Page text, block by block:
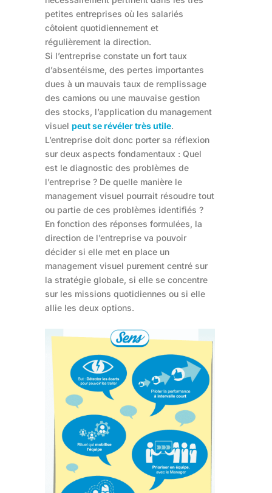
petites entreprises où les salariés
côtoient quotidiennement et
régulièrement la direction.
Si l’entreprise constate un fort taux
d’absentéisme, des pertes importantes
dues à un mauvais taux de remplissage
des camions ou une mauvaise gestion
des stocks, l’application du management
visuel peut se révéler très utile.
L’entreprise doit donc porter sa réflexion
sur deux aspects fondamentaux : Quel
est le diagnostic des problèmes de
l’entreprise ? De quelle manière le
management visuel pourrait résoudre tout
ou partie de ces problèmes identifiés ?
En fonction des réponses formulées, la
direction de l’entreprise va pouvoir
décider si elle met en place un
management visuel purement centré sur
la stratégie globale, si elle se concentre
sur les missions quotidiennes ou si elle
allie les deux options.